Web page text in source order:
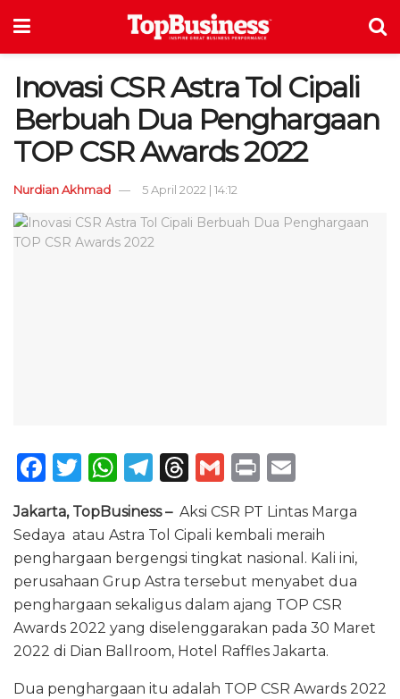
Inovasi CSR Astra Tol Cipali
Berbuah Dua Penghargaan
TOP CSR Awards 2022
Nurdian Akhmad 5 April 2022 | 14:12
F
c
e
b
o
o
k
T
w
it
te
r
W
h
a
ts
A
p
p
T
e
g
ra
m
T
h
re
a
d
s
G
ai
l
P
ri
n
t
ai
l
Jakarta, TopBusiness –Aksi CSR PT Lintas Marga
Sedaya atau Astra Tol Cipali kembali meraih
penghargaan bergengsi tingkat nasional. Kali ini,
perusahaan Grup Astra tersebut menyabet dua
penghargaan sekaligus dalam ajang TOP CSR
Awards 2022 yang diselenggarakan pada 30 Maret
2022 di Dian Ballroom, Hotel Raffles Jakarta.
Dua penghargaan itu adalah TOP CSR Awards 2022